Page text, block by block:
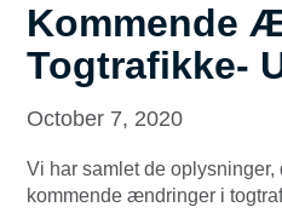
Kommende
Togtrafikke-
October 7, 2020
Vi har samlet de oplysninger,
kommende ændringer i